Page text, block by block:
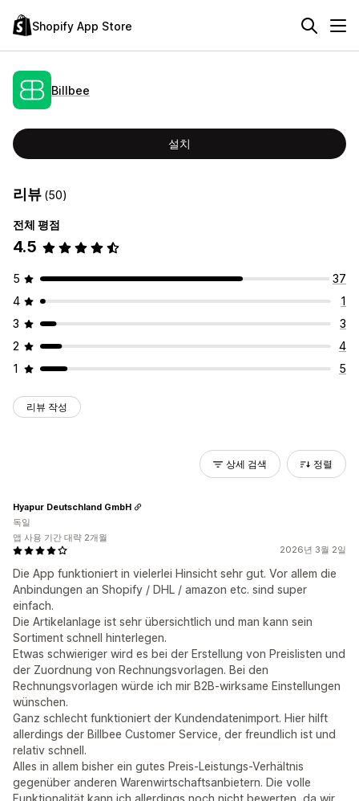
Shopify App Store
Billbee
설치
리뷰 (50)
전체 평점
4.5
5
37
4
1
3
3
2
4
1
5
리뷰 작성
상세 검색 정렬
2026년 3월 2일
Die App funktioniert in vielerlei Hinsicht sehr gut. Vor allem die
Anbindungen an Shopify / DHL / amazon etc. sind super
einfach.
Die Artikelanlage ist sehr übersichtlich und man kann sein
Sortiment schnell hinterlegen.
Etwas schwieriger wird es bei der Erstellung von Preislisten und
der Zuordnung von Rechnungsvorlagen. Bei den
Rechnungsvorlagen würde ich mir B2B-wirksame Einstellungen
wünschen.
Ganz schlecht funktioniert der Kundendatenimport. Hier hilft
allerdings der Billbee Customer Service, der freundlich ist und
relativ schnell.
Alles in allem bisher ein gutes Preis-Leistungs-Verhältnis
gegenüber anderen Warenwirtschaftsanbietern. Die volle
Funktionalität kann ich allerdings noch nicht bewerten, da wir
Hyapur Deutschland GmbH
독일
앱 사용 기간 대략 2개월